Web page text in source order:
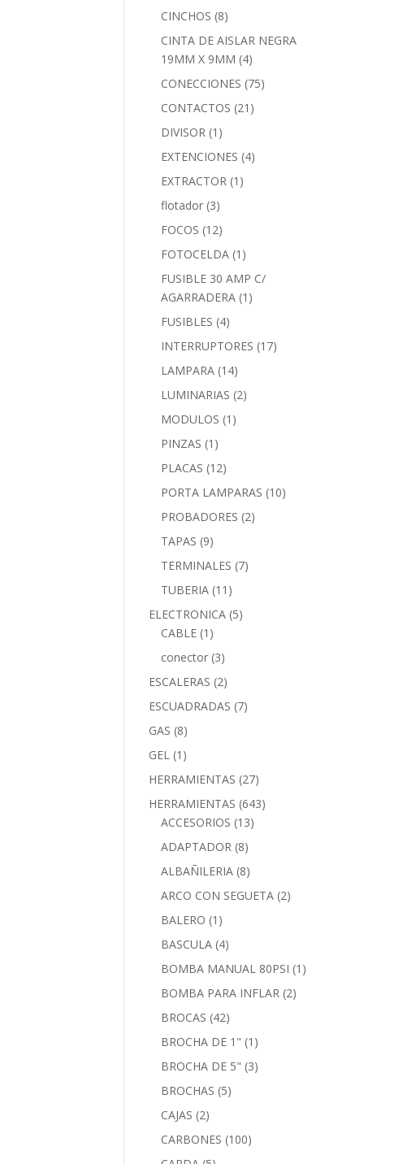
CINCHOS (8)
CINTA DE AISLAR NEGRA
19MM X 9MM (4)
CONECCIONES (75)
CONTACTOS (21)
DIVISOR (1)
EXTENCIONES (4)
EXTRACTOR (1)
flotador (3)
FOCOS (12)
FOTOCELDA (1)
FUSIBLE 30 AMP C/
AGARRADERA (1)
FUSIBLES (4)
INTERRUPTORES (17)
LAMPARA (14)
LUMINARIAS (2)
MODULOS (1)
PINZAS (1)
PLACAS (12)
PORTA LAMPARAS (10)
PROBADORES (2)
TAPAS (9)
TERMINALES (7)
TUBERIA (11)
ELECTRONICA (5)
CABLE (1)
conector (3)
ESCALERAS (2)
ESCUADRADAS (7)
GAS (8)
GEL (1)
HERRAMIENTAS (27)
HERRAMIENTAS (643)
ACCESORIOS (13)
ADAPTADOR (8)
ALBAÑILERIA (8)
ARCO CON SEGUETA (2)
BALERO (1)
BASCULA (4)
BOMBA MANUAL 80PSI (1)
BOMBA PARA INFLAR (2)
BROCAS (42)
BROCHA DE 1" (1)
BROCHA DE 5" (3)
BROCHAS (5)
CAJAS (2)
CARBONES (100)